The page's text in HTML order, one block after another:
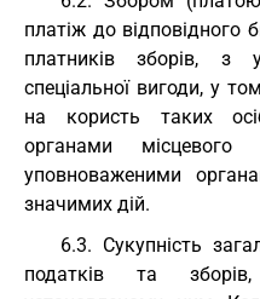
платіж до
платників зборів,
спеціальної вигоди, у
на користь таких
органами місцевого
уповноваженими
значимих дій.
6.3. Сукупність
податків та